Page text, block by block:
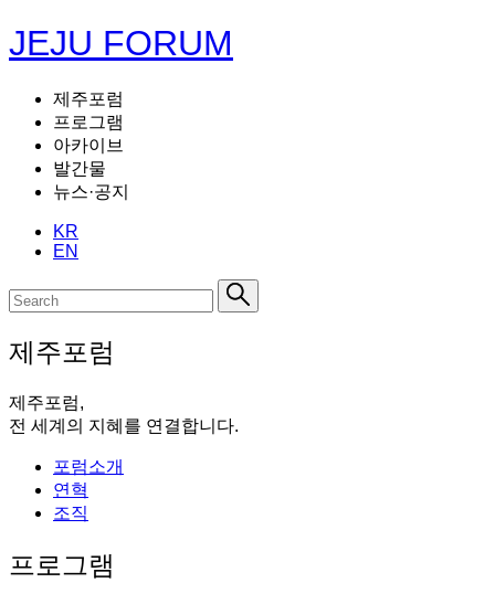
JEJU FORUM
제주포럼
프로그램
아카이브
발간물
뉴스·공지
KR
EN
제주포럼
제주포럼,
전 세계의 지혜를 연결합니다.
포럼소개
연혁
조직
프로그램